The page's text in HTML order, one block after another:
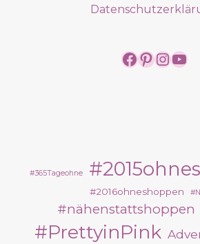
https://
https://
#365Tageohne
#2016ohneshoppen
#nähenstattshoppen
#PrettyinPink